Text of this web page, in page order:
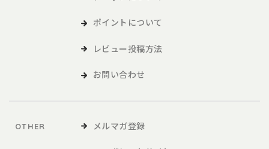
ポイントについて
レビュー投稿方法
お問い合わせ
OTHER メルマガ登録